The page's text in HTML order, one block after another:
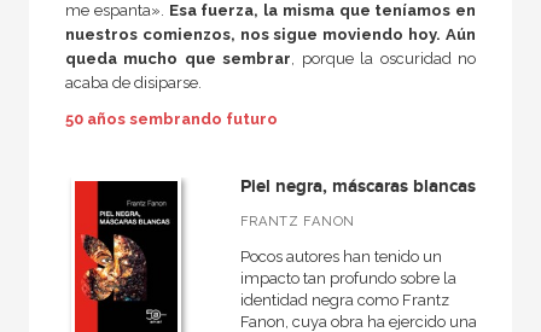
MATERIAS
Ciencias naturales y técnicas
Ficción
Infantil y juvenil
No - Ficción
me espanta». Esa fuerza, la misma que teníamos en
nuestros comienzos, nos sigue moviendo hoy. Aún
queda mucho que sembrar, porque la oscuridad no
acaba de disiparse.
50 años sembrando futuro
Piel negra, máscaras blancas
FRANTZ FANON
Pocos autores han tenido un
impacto tan profundo sobre la
identidad negra como Frantz
Fanon, cuya obra ha ejercido una